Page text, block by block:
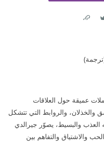
عميقة حول العلاقات
والخذلان، والروابط التي تتشكل
العذب والبسيط، يصوّر جيرالدي
والاشتياق والتفاهم بين